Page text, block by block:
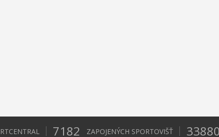
7182 ZAPOJENÝCH SPORTOVIŠŤ 33880